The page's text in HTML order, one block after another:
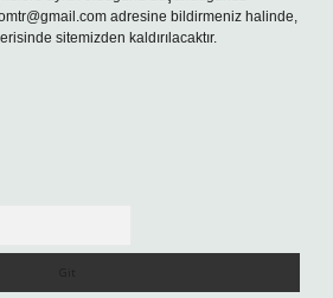
adresine bildirmeniz halinde,
sitemizden kaldırılacaktır.